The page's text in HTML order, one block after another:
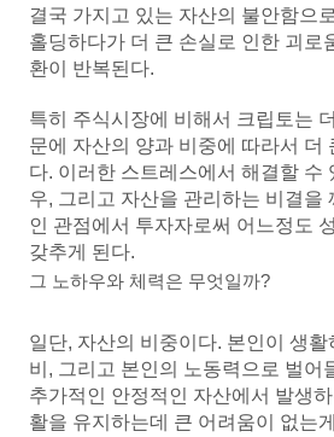
결국 가지고 있는 자산의 불안함으
홀딩하다가 더 큰 손실로 인한 괴로
환이 반복된다.
특히 주식시장에 비해서 크립토는
문에 자산의 양과 비중에 따라서 더
다. 이러한 스트레스에서 해결할 수
우, 그리고 자산을 관리하는 비결을
인 관점에서 투자자로써 어느정도
갖추게 된다.
그 노하우와 체력은 무엇일까?
일단, 자산의 비중이다. 본인이 생
비, 그리고 본인의 노동력으로 벌어
추가적인 안정적인 자산에서 발생
활을 유지하는데 큰 어려움이 없는